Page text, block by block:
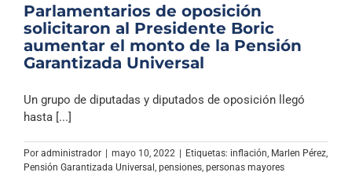
Parlamentarios de oposición
solicitaron al Presidente Boric
aumentar el monto de la Pensión
Garantizada Universal
Un grupo de diputadas y diputados de oposición llegó
hasta [...]
Por administrador | mayo 10, 2022 | Etiquetas: inflación Marlen Pérez
Pensión Garantizada Universal pensiones personas mayores